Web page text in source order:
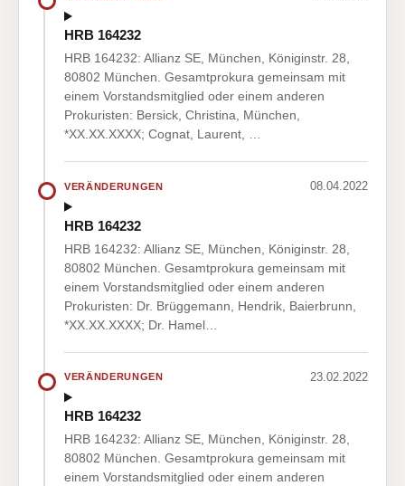
HRB 164232
HRB 164232: Allianz SE, München, Königinstr. 28,
80802 München. Gesamtprokura gemeinsam mit
einem Vorstandsmitglied oder einem anderen
Prokuristen: Bersick, Christina, München,
*XX.XX.XXXX; Cognat, Laurent, …
VERÄNDERUNGEN 08.04.2022
HRB 164232
HRB 164232: Allianz SE, München, Königinstr. 28,
80802 München. Gesamtprokura gemeinsam mit
einem Vorstandsmitglied oder einem anderen
Prokuristen: Dr. Brüggemann, Hendrik, Baierbrunn,
*XX.XX.XXXX; Dr. Hamel…
VERÄNDERUNGEN 23.02.2022
HRB 164232
HRB 164232: Allianz SE, München, Königinstr. 28,
80802 München. Gesamtprokura gemeinsam mit
einem Vorstandsmitglied oder einem anderen